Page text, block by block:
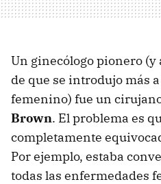
Un ginecólogo pionero
de que se introdujo más
femenino) fue un
Brown. El problema es
completamente
Por ejemplo, estaba
todas las enfermedades